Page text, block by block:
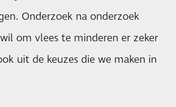
Onderzoek na onderzoek
om vlees te minderen er zeker
uit de keuzes die we maken in